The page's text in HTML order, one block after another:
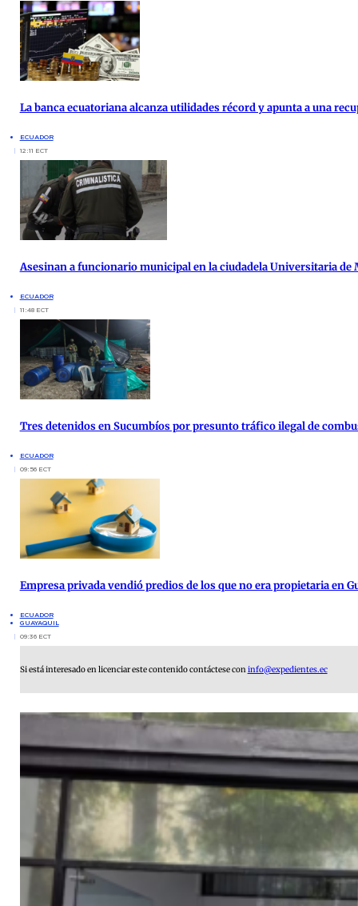
La banca ecuatoriana alcanza utilidades récord y apunta a una
ECUADOR
12:11 ECT
Asesinan a funcionario municipal en la ciudadela Universitaria de
ECUADOR
11:48 ECT
Tres detenidos en Sucumbíos por presunto tráfico ilegal de
ECUADOR
09:56 ECT
Empresa privada vendió predios de los que no era propietaria en
ECUADOR
GUAYAQUIL
09:36 ECT
Si está interesado en licenciar este contenido contáctese coninfo@expedientes.ec